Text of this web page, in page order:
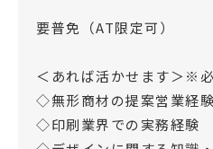
要普免（AT限定可）
＜あれば活かせます＞※
◇無形商材の提案営業経験
◇印刷業界での実務経験